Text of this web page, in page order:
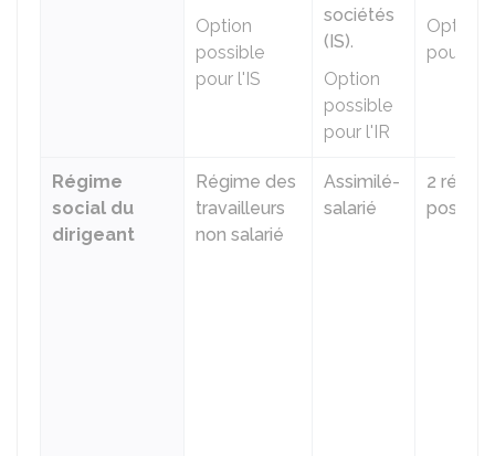
Option
possible
pour l'IS
sociétés
(IS).
Option
possible
pour l'IR
Option
pour l'IS
Régime
social du
dirigeant
Régime des
travailleurs
non salarié
Assimilé-
salarié
2